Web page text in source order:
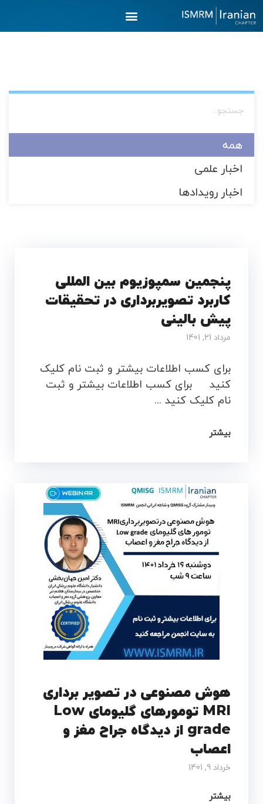
محتوا
همه
اخبار علمی
اخبار رویدادها
پنجمین سمپوزیوم بین المللی
کاربرد تصویربرداری در تحقیقات
پیش بالینی
مرداد 21, 1401
برای کسب اطلاعات بیشتر و ثبت نام کلیک
کنید برای کسب اطلاعات بیشتر و ثبت
نام کلیک کنید ...
بیشتر
هوش مصنوعی در تصویر برداری
MRI تومورهای گلیومای Low
grade از دیدگاه جراح مغز و
اعصاب
خرداد 9, 1401
بیشتر